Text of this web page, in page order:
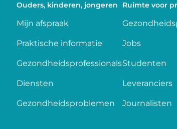
Ouders, kinderen, jongeren
Mijn afspraak
Praktische informatie
Gezondheidsprofessionals
Diensten
Gezondheidsproblemen
Ruimte voor
Jobs
Studenten
Leveranciers
Journalisten